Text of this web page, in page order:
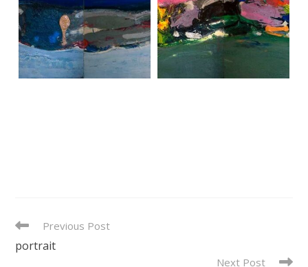
READ
ARTICLES
Previous Post
portrait
Next Post